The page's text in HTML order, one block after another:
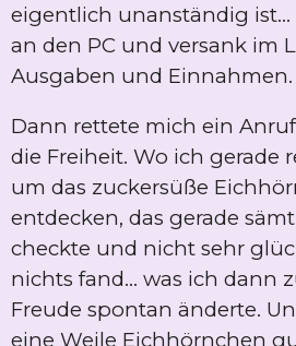
eigentlich unanständig
an den PC und versank im
Ausgaben und Einnahmen.
Dann rettete mich ein
die Freiheit. Wo ich gerade
um das zuckersüße
entdecken, das gerade
checkte und nicht sehr
nichts fand... was ich dann
Freude spontan änderte.
eine Weile Eichhörnchen